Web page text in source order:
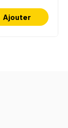
Ajouter